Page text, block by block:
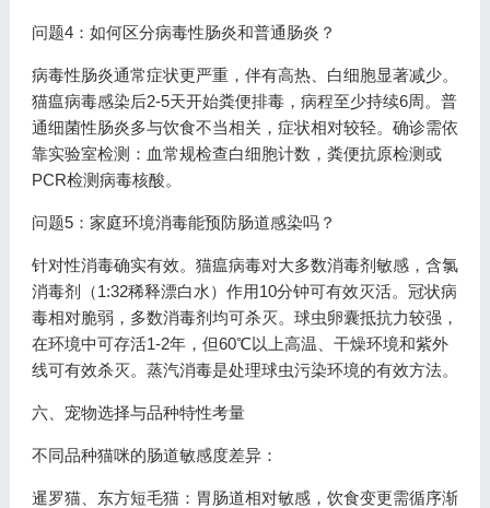
问题4：如何区分病毒性肠炎和普通肠炎？
病毒性肠炎通常症状更严重，伴有高热、白细胞显著减少。
猫瘟病毒感染后2-5天开始粪便排毒，病程至少持续6周。普
通细菌性肠炎多与饮食不当相关，症状相对较轻。确诊需依
靠实验室检测：血常规检查白细胞计数，粪便抗原检测或
PCR检测病毒核酸。
问题5：家庭环境消毒能预防肠道感染吗？
针对性消毒确实有效。猫瘟病毒对大多数消毒剂敏感，含氯
消毒剂（1:32稀释漂白水）作用10分钟可有效灭活。冠状病
毒相对脆弱，多数消毒剂均可杀灭。球虫卵囊抵抗力较强，
在环境中可存活1-2年，但60℃以上高温、干燥环境和紫外
线可有效杀灭。蒸汽消毒是处理球虫污染环境的有效方法。
六、宠物选择与品种特性考量
不同品种猫咪的肠道敏感度差异：
暹罗猫、东方短毛猫：胃肠道相对敏感，饮食变更需循序渐